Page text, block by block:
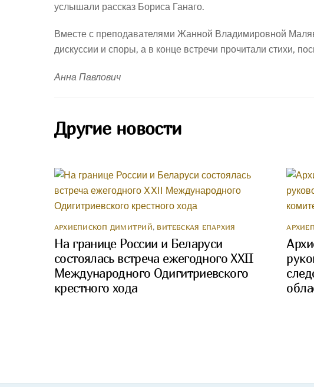
услышали рассказ Бориса Ганаго.
Вместе с преподавателями Жанной Владимировной
дискуссии и споры, а в конце встречи прочитали стихи,
Анна Павлович
Другие новости
АРХИЕПИСКОП ДИМИТРИЙ, ВИТЕБСКАЯ ЕПАРХИЯ
На границе России и Беларуси
состоялась встреча ежегодного XXII
Международного Одигитриевского
крестного хода